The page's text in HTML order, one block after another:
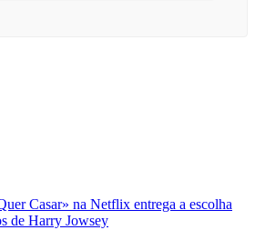
Casar» na Netflix entrega a escolha
de Harry Jowsey